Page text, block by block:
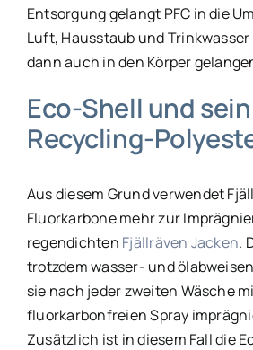
Entsorgung gelangt PFC in die
Luft, Hausstaub und
dann auch in den Körper
Eco-Shell und sein
Recycling-
Aus diesem Grund verwendet
Fluorkarbone mehr zur
regendichten Fjällräven Jacken.
trotzdem wasser- und
sie nach jeder zweiten Wäsche
fluorkarbonfreien Spray
Zusätzlich ist in diesem Fall die